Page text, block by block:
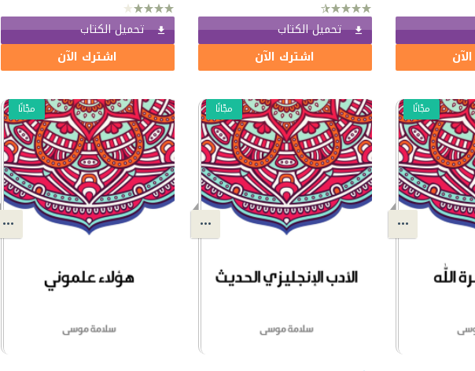
تحميل الكتاب
اشترك الآن
تحميل الكتاب
اشترك الآن
مجّانًا مجّانًا مجّانًا